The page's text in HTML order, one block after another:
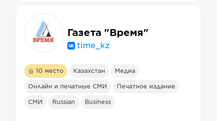
Газета "Время"
time_kz
10 место Казахстан Медиа
Онлайн и печатные СМИ Печатное издание
СМИ Russian Business